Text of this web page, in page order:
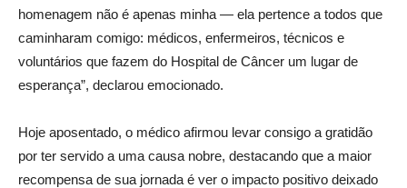
homenagem não é apenas minha — ela pertence a todos que
caminharam comigo: médicos, enfermeiros, técnicos e
voluntários que fazem do Hospital de Câncer um lugar de
esperança”, declarou emocionado.
Hoje aposentado, o médico afirmou levar consigo a gratidão
por ter servido a uma causa nobre, destacando que a maior
recompensa de sua jornada é ver o impacto positivo deixado